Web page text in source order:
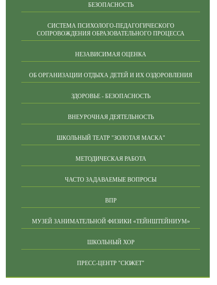
БЕЗОПАСНОСТЬ
СИСТЕМА ПСИХОЛОГО-ПЕДАГОГИЧЕСКОГО
СОПРОВОЖДЕНИЯ ОБРАЗОВАТЕЛЬНОГО ПРОЦЕССА
НЕЗАВИСИМАЯ ОЦЕНКА
ОБ ОРГАНИЗАЦИИ ОТДЫХА ДЕТЕЙ И ИХ ОЗДОРОВЛЕНИЯ
ЗДОРОВЬЕ - БЕЗОПАСНОСТЬ
ВНЕУРОЧНАЯ ДЕЯТЕЛЬНОСТЬ
ШКОЛЬНЫЙ ТЕАТР "ЗОЛОТАЯ МАСКА"
МЕТОДИЧЕСКАЯ РАБОТА
ЧАСТО ЗАДАВАЕМЫЕ ВОПРОСЫ
ВПР
МУЗЕЙ ЗАНИМАТЕЛЬНОЙ ФИЗИКИ «ТЕЙНШТЕЙНИУМ»
ШКОЛЬНЫЙ ХОР
ПРЕСС-ЦЕНТР "СЮЖЕТ"